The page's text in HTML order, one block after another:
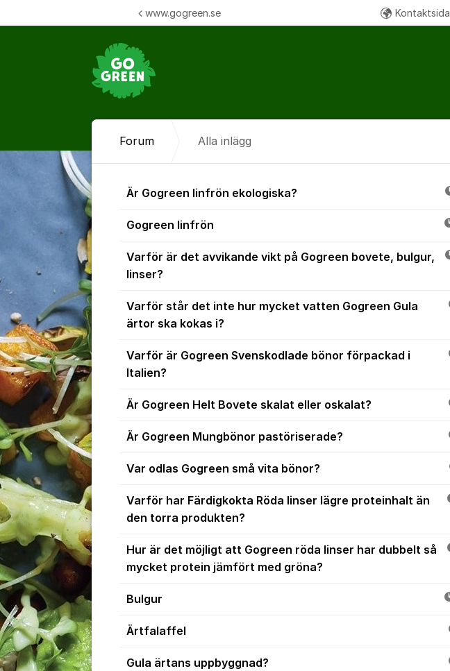
www.gogreen.se Kontaktsida
Forum Alla inlägg
Alla inlägg
Är Gogreen linfrön ekologiska?
Gogreen linfrön
Varför är det avvikande vikt på Gogreen bovete, bulgur,
linser?
Varför står det inte hur mycket vatten Gogreen Gula
ärtor ska kokas i?
Varför är Gogreen Svenskodlade bönor förpackad i
Italien?
Är Gogreen Helt Bovete skalat eller oskalat?
Är Gogreen Mungbönor pastöriserade?
Var odlas Gogreen små vita bönor?
Varför har Färdigkokta Röda linser lägre proteinhalt än
den torra produkten?
Hur är det möjligt att Gogreen röda linser har dubbelt så
mycket protein jämfört med gröna?
Bulgur
Ärtfalaffel
Gula ärtans uppbyggnad?